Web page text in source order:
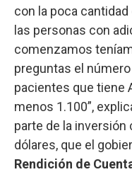
con la poca
las personas con
comenzamos
preguntas el
pacientes que tiene
menos 1.100”,
parte de la inversión
dólares, que el
Rendición de